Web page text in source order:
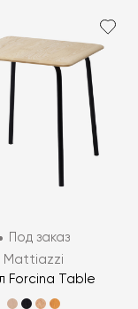
Под заказ
Mattiazzi
Forcina Table